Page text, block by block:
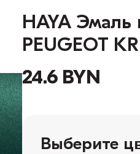
HAYA Эмаль
PEUGEOT
24.6 BYN
Выберите